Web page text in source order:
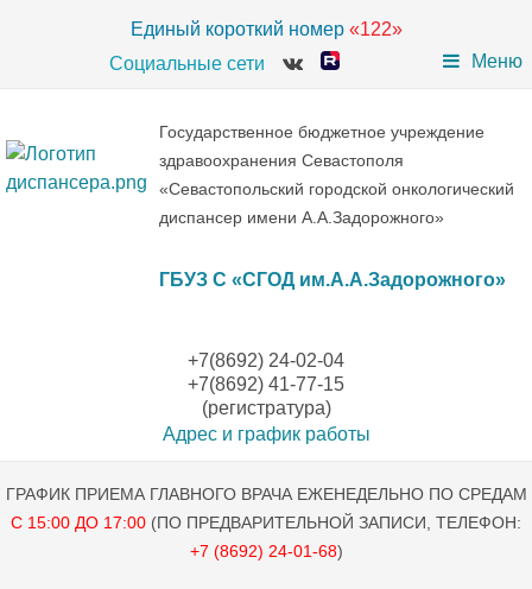
Единый короткий номер«122»
Социальные сети
Меню
Государственное бюджетное учреждение
здравоохранения Севастополя
«Севастопольский городской онкологический
диспансер имени А.А.Задорожного»
ГБУЗ С «СГОД им.А.А.Задорожного»
+7(8692) 24-02-04
+7(8692) 41-77-15
(регистратура)
Адрес и график работы
ГРАФИК ПРИЕМА ГЛАВНОГО ВРАЧА ЕЖЕНЕДЕЛЬНО ПО СРЕДАМ
С 15:00 ДО 17:00 (ПО ПРЕДВАРИТЕЛЬНОЙ ЗАПИСИ, ТЕЛЕФОН:
+7 (8692) 24-01-68)